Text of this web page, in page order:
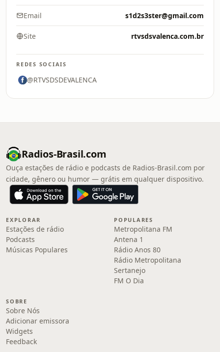
Email s1d2s3ster@gmail.com
Site rtvsdsvalenca.com.br
REDES SOCIAIS
@RTVSDSDEVALENCA
Radios-Brasil.com
Ouça estações de rádio e podcasts de Radios-Brasil.com por
cidade, gênero ou humor — grátis em qualquer dispositivo.
EXPLORAR
Estações de rádio
Podcasts
Músicas Populares
POPULARES
Metropolitana FM
Antena 1
Rádio Anos 80
Rádio Metropolitana
Sertanejo
FM O Dia
SOBRE
Sobre Nós
Adicionar emissora
Widgets
Feedback